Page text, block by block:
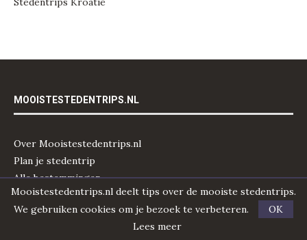
MOOISTESTEDENTRIPS.NL
Over Mooistestedentrips.nl
Plan je stedentrip
Alle bestemmingen
Nieuwsbrief
Samenwerken/ adverteren
Mooistestedentrips.nl deelt tips over de mooiste stedentrips.
We gebruiken cookies om je bezoek te verbeteren.
OK
Lees meer